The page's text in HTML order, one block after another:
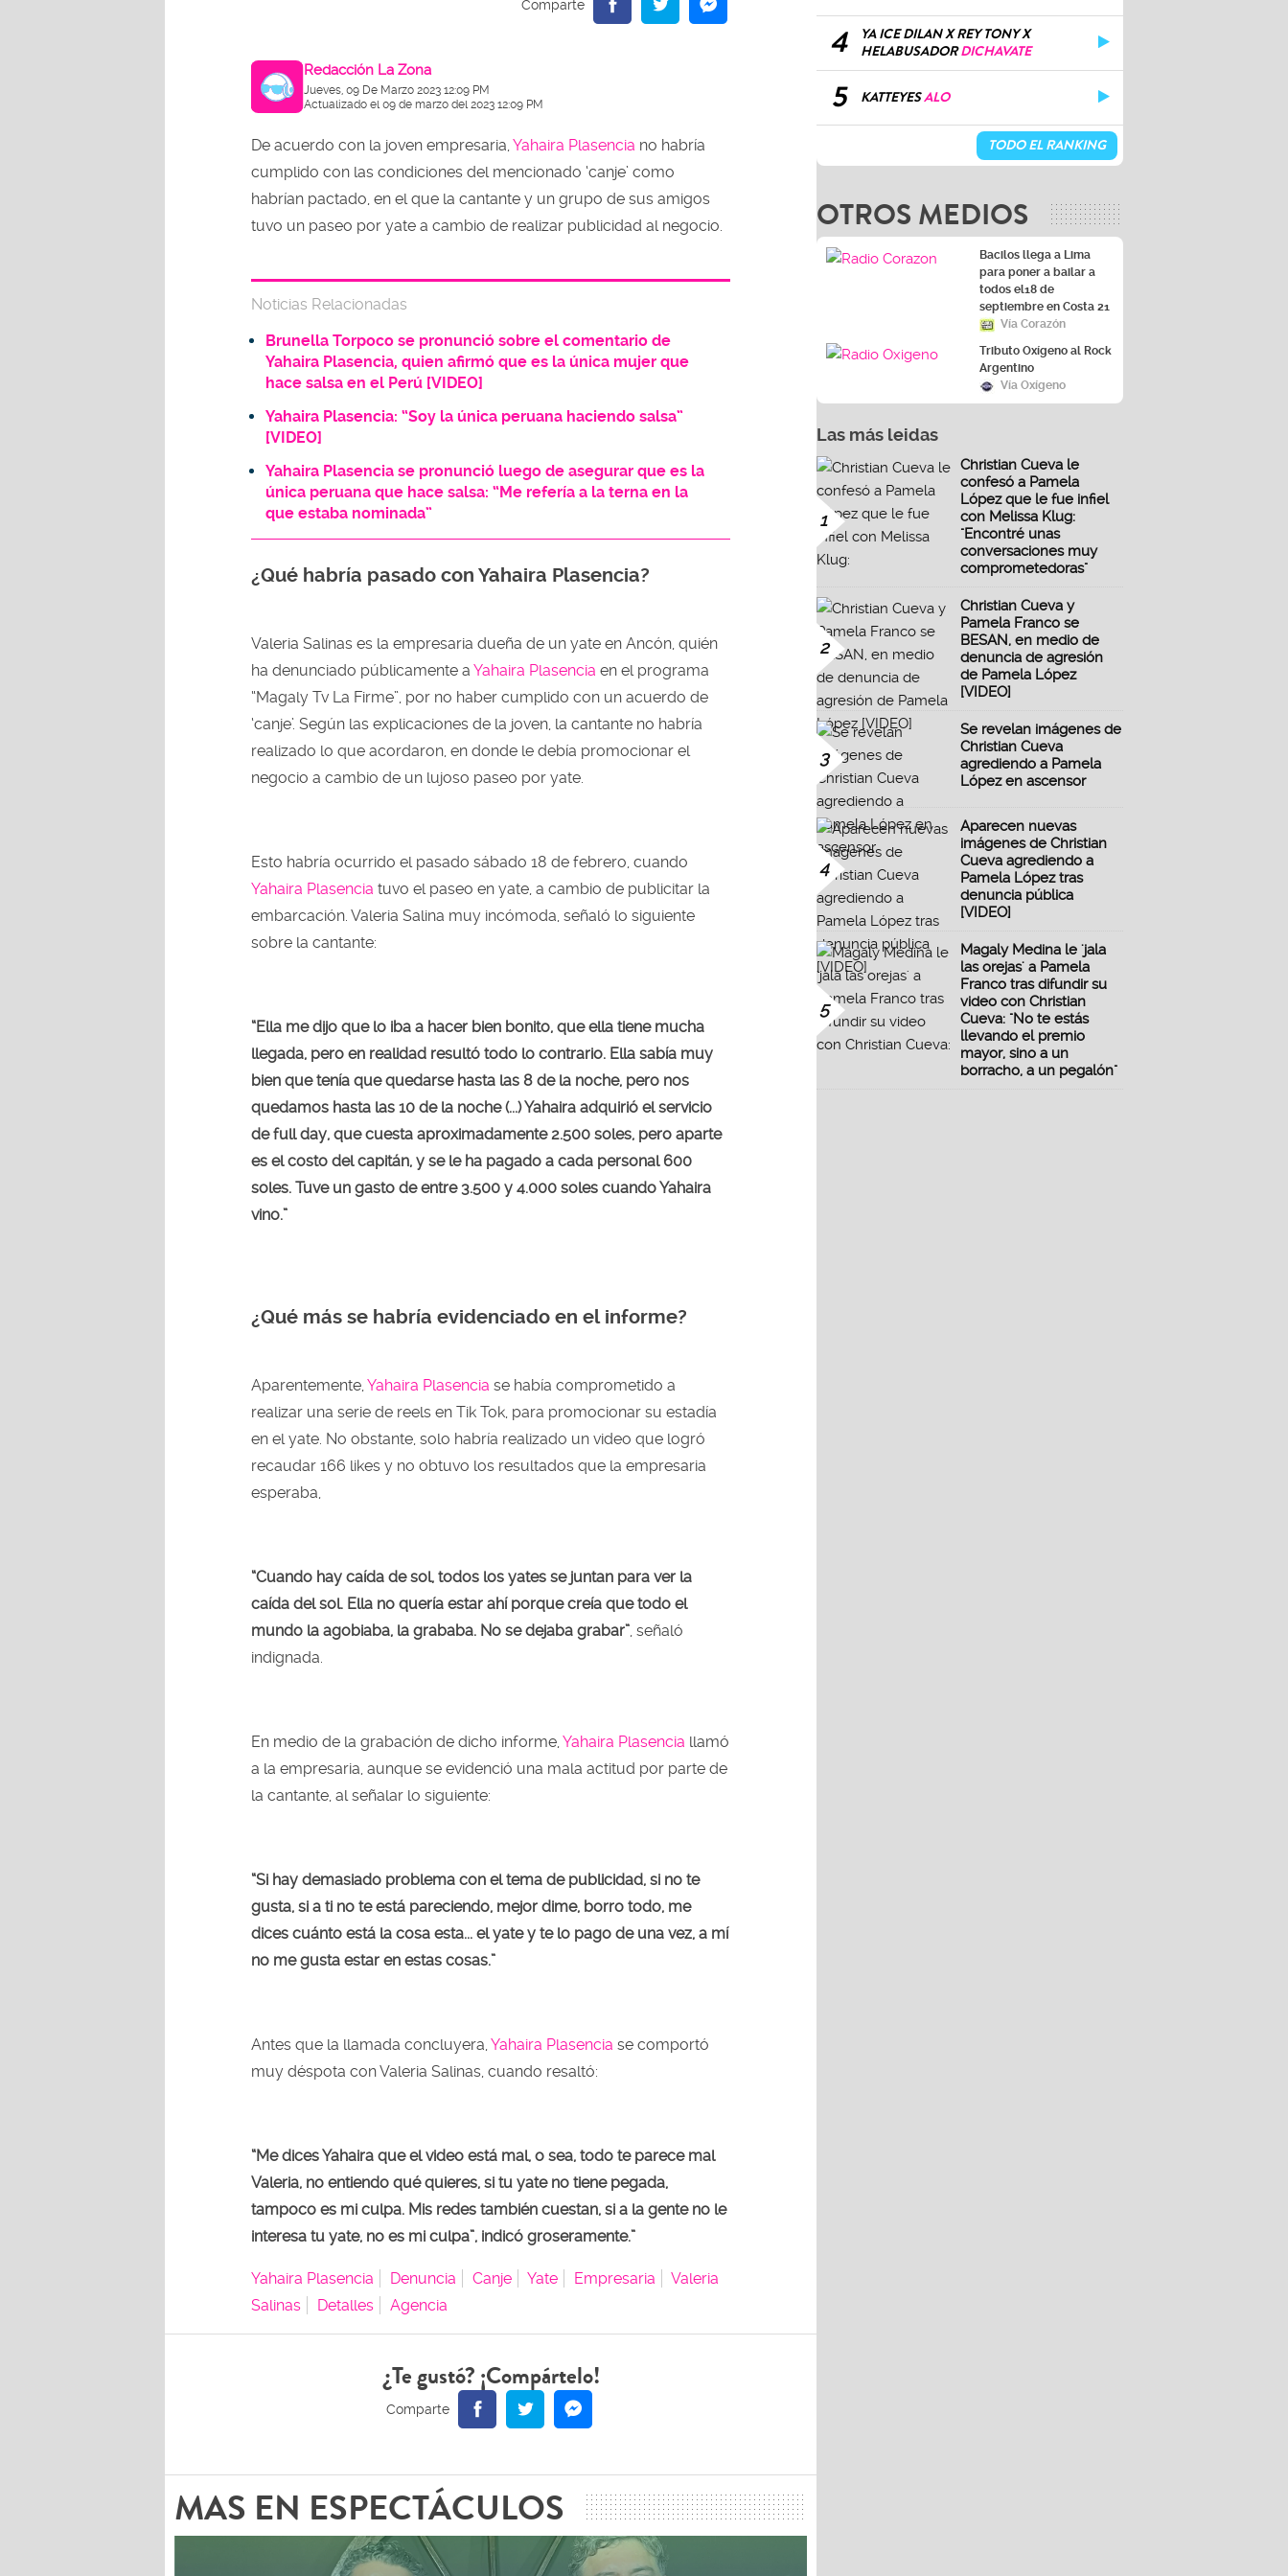
Redacción La Zona
Jueves, 09 De Marzo 2023 12:09 PM
Actualizado el 09 de marzo del 2023 12:09 PM
De acuerdo con la joven empresaria, Yahaira Plasencia no habría
cumplido con las condiciones del mencionado ‘canje’ como
habrían pactado, en el que la cantante y un grupo de sus amigos
tuvo un paseo por yate a cambio de realizar publicidad al negocio.
Noticias Relacionadas
Brunella Torpoco se pronunció sobre el comentario de
Yahaira Plasencia, quien afirmó que es la única mujer que
hace salsa en el Perú [VIDEO]
Yahaira Plasencia: “Soy la única peruana haciendo salsa”
[VIDEO]
Yahaira Plasencia se pronunció luego de asegurar que es la
única peruana que hace salsa: “Me refería a la terna en la
que estaba nominada”
¿Qué habría pasado con Yahaira Plasencia?
Valeria Salinas es la empresaria dueña de un yate en Ancón, quién
ha denunciado públicamente a Yahaira Plasencia en el programa
“Magaly Tv La Firme”, por no haber cumplido con un acuerdo de
‘canje’. Según las explicaciones de la joven, la cantante no habría
realizado lo que acordaron, en donde le debía promocionar el
negocio a cambio de un lujoso paseo por yate.
Esto habría ocurrido el pasado sábado 18 de febrero, cuando
Yahaira Plasencia tuvo el paseo en yate, a cambio de publicitar la
embarcación. Valeria Salina muy incómoda, señaló lo siguiente
sobre la cantante:
“Ella me dijo que lo iba a hacer bien bonito, que ella tiene mucha
llegada, pero en realidad resultó todo lo contrario. Ella sabía muy
bien que tenía que quedarse hasta las 8 de la noche, pero nos
quedamos hasta las 10 de la noche (...) Yahaira adquirió el servicio
de full day, que cuesta aproximadamente 2.500 soles, pero aparte
es el costo del capitán, y se le ha pagado a cada personal 600
soles. Tuve un gasto de entre 3.500 y 4.000 soles cuando Yahaira
vino.”
¿Qué más se habría evidenciado en el informe?
Aparentemente, Yahaira Plasencia se había comprometido a
realizar una serie de reels en Tik Tok, para promocionar su estadía
en el yate. No obstante, solo habría realizado un video que logró
recaudar 166 likes y no obtuvo los resultados que la empresaria
esperaba,
“Cuando hay caída de sol, todos los yates se juntan para ver la
caída del sol. Ella no quería estar ahí porque creía que todo el
mundo la agobiaba, la grababa. No se dejaba grabar” , señaló
indignada.
En medio de la grabación de dicho informe, Yahaira Plasencia llamó
a la empresaria, aunque se evidenció una mala actitud por parte de
la cantante, al señalar lo siguiente:
“Si hay demasiado problema con el tema de publicidad, si no te
gusta, si a ti no te está pareciendo, mejor dime, borro todo, me
dices cuánto está la cosa esta... el yate y te lo pago de una vez, a mí
no me gusta estar en estas cosas.”
Antes que la llamada concluyera, Yahaira Plasencia se comportó
muy déspota con Valeria Salinas, cuando resaltó:
“Me dices Yahaira que el video está mal, o sea, todo te parece mal
Valeria, no entiendo qué quieres, si tu yate no tiene pegada,
tampoco es mi culpa. Mis redes también cuestan, si a la gente no le
interesa tu yate, no es mi culpa”, indicó groseramente.”
Yahaira Plasencia Denuncia Canje Yate Empresaria
Valeria
Salinas
Detalles Agencia
¿Te gustó? ¡Compártelo!
MAS EN ESPECTÁCULOS
4
YA ICE DILAN X REY TONY X
HELABUSADORDICHAVATE
5 KATTEYESALO
TODO EL RANKING
OTROS MEDIOS
Bacilos llega a Lima
para poner a bailar a
todos el18 de
septiembre en Costa 21
Vía Corazón
Tributo Oxígeno al Rock
Argentino
Vía Oxígeno
Las más leidas
1
Christian Cueva le
confesó a Pamela
López que le fue infiel
con Melissa Klug:
"Encontré unas
conversaciones muy
comprometedoras"
2
Christian Cueva y
Pamela Franco se
BESAN, en medio de
denuncia de agresión
de Pamela López
[VIDEO]
3
Se revelan imágenes de
Christian Cueva
agrediendo a Pamela
López en ascensor
4
Aparecen nuevas
imágenes de Christian
Cueva agrediendo a
Pamela López tras
denuncia pública
[VIDEO]
5
Magaly Medina le 'jala
las orejas' a Pamela
Franco tras difundir su
video con Christian
Cueva: "No te estás
llevando el premio
mayor, sino a un
borracho, a un pegalón"